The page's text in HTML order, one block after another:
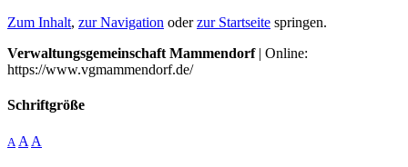
Zum Inhalt, zur Navigation oderzur Startseite springen.
Verwaltungsgemeinschaft Mammendorf| Online:
https://www.vgmammendorf.de/
Schriftgröße
A A A